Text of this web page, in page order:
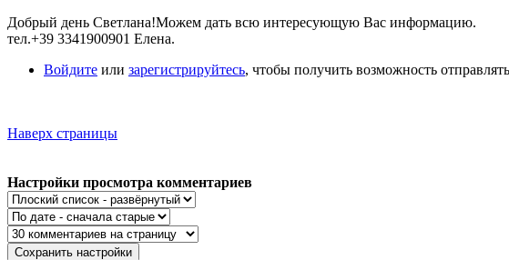
Добрый день Светлана!Можем дать всю интересующую Вас информацию.
тел.+39 3341900901 Елена.
Войдите или зарегистрируйтесь, чтобы получить возможность
Наверх страницы
Настройки просмотра комментариев